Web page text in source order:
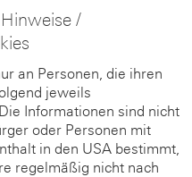
/
an Personen, die ihren
jeweils
Informationen sind nicht
oder Personen mit
in den USA bestimmt,
regelmäßig nicht nach